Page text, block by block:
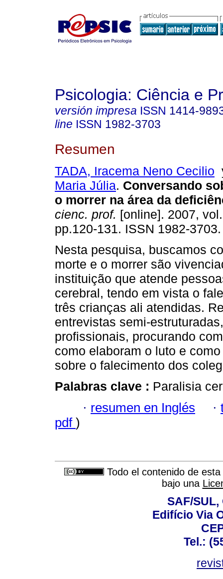
Psicologia: Ciência e
versión impresa ISSN 1414-
line ISSN 1982-3703
Resumen
TADA, Iracema Neno Cecilio
Maria Júlia. Conversando
o morrer na área da
cienc. prof. [online]. 2007,
pp.120-131. ISSN 1982-3703.
Nesta pesquisa, buscamos
morte e o morrer são
instituição que atende
cerebral, tendo em vista o
três crianças ali atendidas.
entrevistas semi-
profissionais, procurando
como elaboram o luto e
sobre o falecimento dos
Palabras clave : Paralisia
· resumen en Inglés ·
pdf )
Todo el contenido de
bajo una
SAF/
Edifício Via
Tel.: